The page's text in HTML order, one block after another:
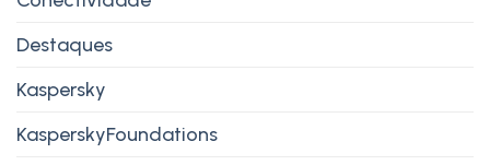
Destaques
Kaspersky
KasperskyFoundations